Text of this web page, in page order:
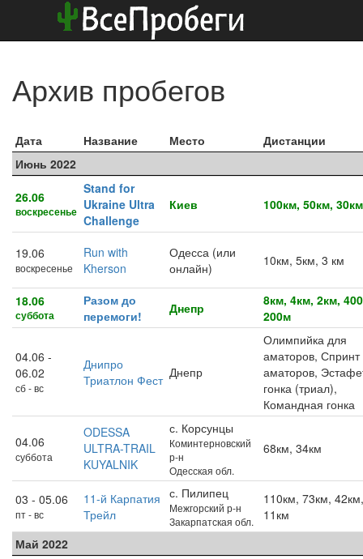
Архив пробегов
Дата Название Место
Дистанции
Июнь 2022
26.06
воскресенье
Stand for
Ukraine Ultra
Challenge
Киев 100км, 50км, 30км
19.06
воскресенье
Run with
Kherson
Одесса (или
онлайн)
10км, 5км, 3 км
18.06
суббота
Разом до
перемоги!
Днепр
8км, 4км, 2км,
200м
04.06 -
06.02
сб - вс
Днипро
Триатлон Фест Днепр
Олимпийка для
аматоров, Спринт
аматоров,
гонка (триал),
Командная гонка
04.06
суббота
ODESSA
ULTRA-TRAIL
KUYALNIK
с. Корсунцы
Коминтерновский
р-н
Одесская обл.
68км, 34км
03 - 05.06
пт - вс
11-й Карпатия
Трейл
с. Пилипец
Межгорский р-н
Закарпатская обл.
110км, 73км,
11км
Май 2022